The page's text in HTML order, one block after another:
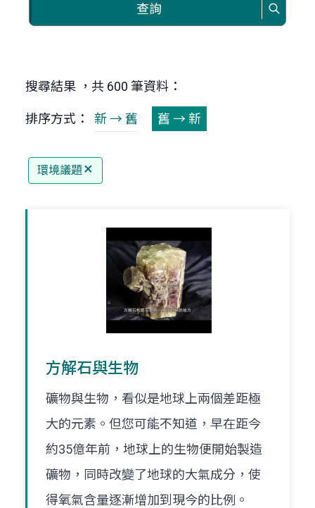
查詢
搜尋結果 ，共 600 筆資料：
排序方式： 新 → 舊 舊 → 新
環境議題
方解石與生物
礦物與生物，看似是地球上兩個差距極
大的元素。但您可能不知道，早在距今
約35億年前，地球上的生物便開始製造
礦物，同時改變了地球的大氣成分，使
得氧氣含量逐漸增加到現今的比例。